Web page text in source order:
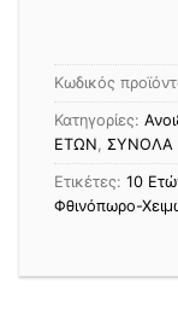
Κωδικός
Κατηγορίες:
ΕΤΩΝ, ΣΥΝΟΛΑ
Ετικέτες: 10
Φθινόπωρο-